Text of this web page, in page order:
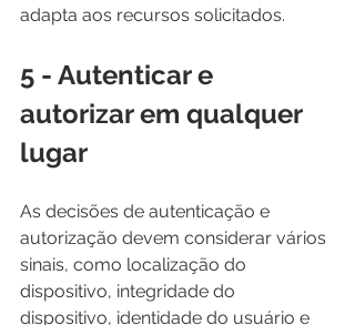
adapta aos recursos solicitados.
5 - Autenticar e
autorizar em qualquer
lugar
As decisões de autenticação e
autorização devem considerar vários
sinais, como localização do
dispositivo, integridade do
dispositivo, identidade do usuário e